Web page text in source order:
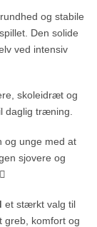
og stabile
Den solide
ved intensiv
skoleidræt og
daglig træning.
og unge med at
sjovere og
et stærkt valg til
greb, komfort og